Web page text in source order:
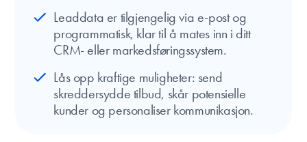
Leaddata er tilgjengelig via e-post og
programmatisk, klar til å mates inn i ditt
CRM- eller markedsføringssystem.
Lås opp kraftige muligheter: send
skreddersydde tilbud, skår potensielle
kunder og personaliser kommunikasjon.